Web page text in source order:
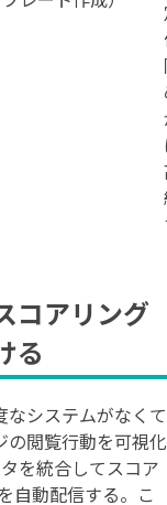
コアリング
る
システムがなくて
閲覧行動を可視化
を統合してスコア
自動配信する。こ